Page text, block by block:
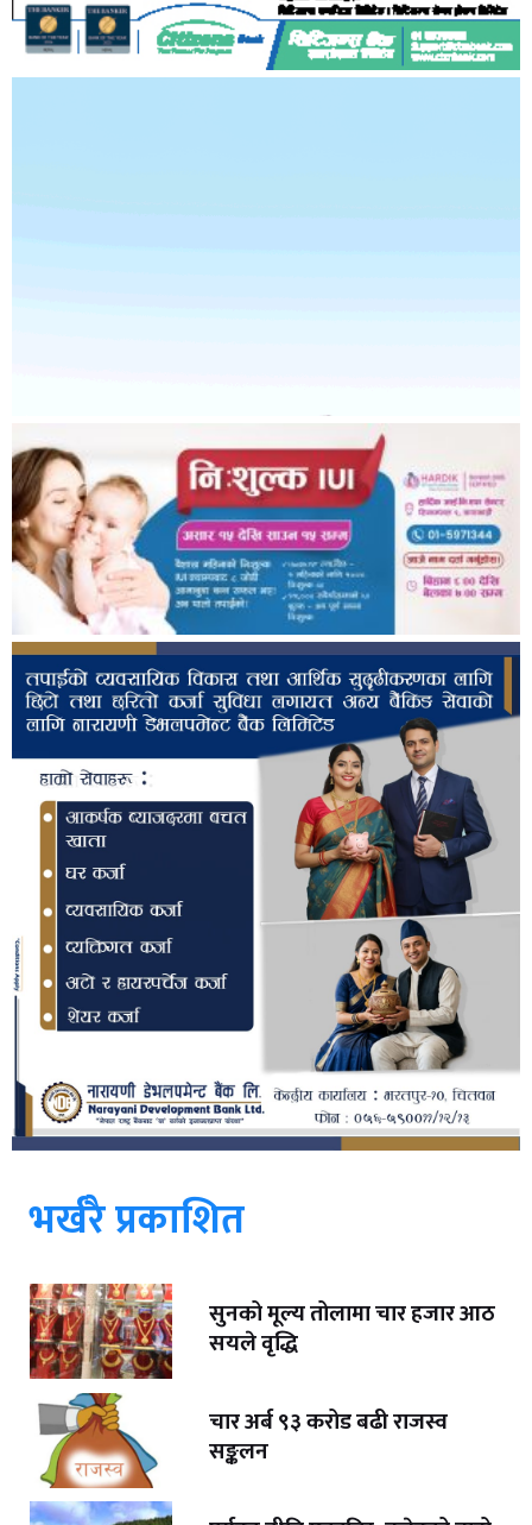
भर्खरै प्रकाशित
सुनको मूल्य तोलामा चार हजार आठ
सयले वृद्धि
चार अर्ब ९३ करोड बढी राजस्व
सङ्कलन